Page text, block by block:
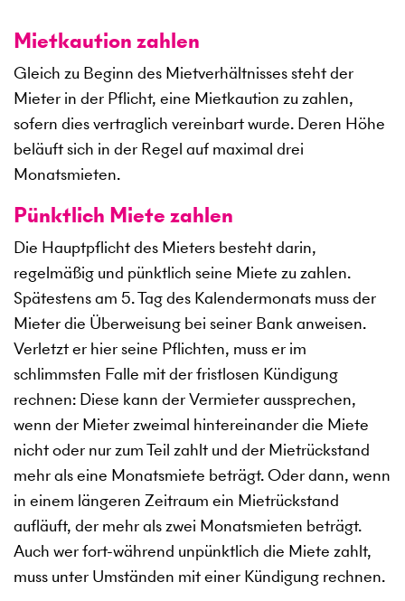
Mietkaution zahlen
Gleich zu Beginn des Mietverhältnisses steht der
Mieter in der Pflicht, eine Mietkaution zu zahlen,
sofern dies vertraglich vereinbart wurde. Deren Höhe
beläuft sich in der Regel auf maximal drei
Monatsmieten.
Pünktlich Miete zahlen
Die Hauptpflicht des Mieters besteht darin,
regelmäßig und pünktlich seine Miete zu zahlen.
Spätestens am 5. Tag des Kalendermonats muss der
Mieter die Überweisung bei seiner Bank anweisen.
Verletzt er hier seine Pflichten, muss er im
schlimmsten Falle mit der fristlosen Kündigung
rechnen: Diese kann der Vermieter aussprechen,
wenn der Mieter zweimal hintereinander die Miete
nicht oder nur zum Teil zahlt und der Mietrückstand
mehr als eine Monatsmiete beträgt. Oder dann, wenn
in einem längeren Zeitraum ein Mietrückstand
aufläuft, der mehr als zwei Monatsmieten beträgt.
Auch wer fort-während unpünktlich die Miete zahlt,
muss unter Umständen mit einer Kündigung rechnen.